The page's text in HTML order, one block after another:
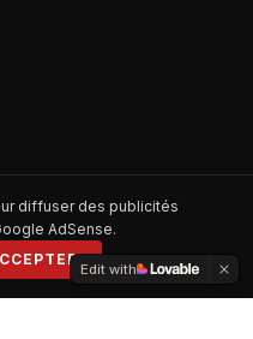
diffuser des publicités
AdSense.
Edit with